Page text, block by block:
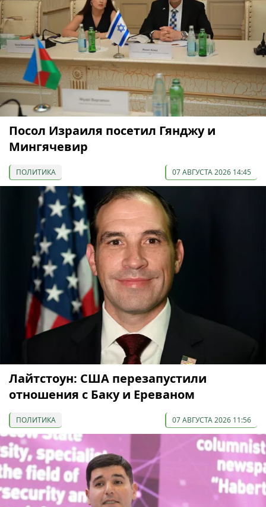
Посол Израиля посетил Гянджу и
Мингячевир
ПОЛИТИКА 07 АВГУСТА 2026 14:45
Лайтстоун: США перезапустили
отношения с Баку и Ереваном
ПОЛИТИКА 07 АВГУСТА 2026 11:56